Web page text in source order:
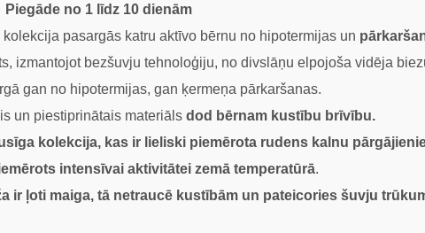
Piegāde no 1 līdz 10 dienām
kolekcija pasargās katru aktīvo bērnu no hipotermijas un
izmantojot bezšuvju tehnoloģiju, no divslāņu elpojoša vidēja
gan no hipotermijas, gan ķermeņa pārkaršanas.
un piestiprinātais materiāls dod bērnam kustību brīvību.
kolekcija, kas ir lieliski piemērota rudens kalnu
intensīvai aktivitātei zemā temperatūrā.
ir ļoti maiga, tā netraucē kustībām un pateicories šuvju